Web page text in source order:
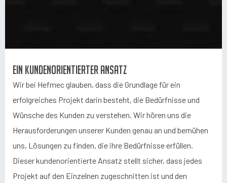
Ein kundenorientierter Ansatz
Wir bei Hefmec glauben, dass die Grundlage für ein
erfolgreiches Projekt darin besteht, die Bedürfnisse und
Wünsche des Kunden zu verstehen. Wir hören uns die
Herausforderungen unserer Kunden genau an und bemühen
uns, Lösungen zu finden, die ihre Bedürfnisse erfüllen.
Dieser kundenorientierte Ansatz stellt sicher, dass jedes
Projekt auf den Einzelnen zugeschnitten ist und den